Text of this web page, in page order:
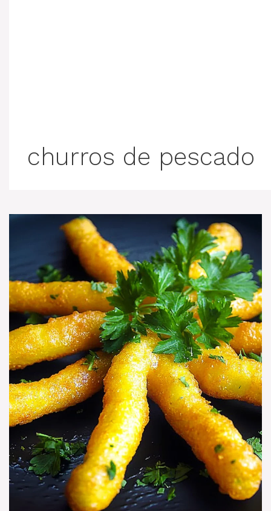
churros de pescado